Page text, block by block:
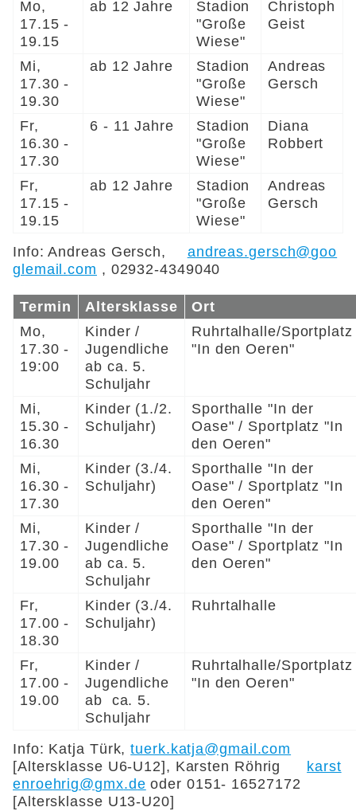
Mo,
17.15 -
19.15
ab 12 Jahre
Stadion
"Große
Wiese"
Christoph
Geist
Mi,
17.30 -
19.30
ab 12 Jahre
Stadion
"Große
Wiese"
Andreas
Gersch
Fr,
16.30 -
17.30
6 - 11 Jahre
Stadion
"Große
Wiese"
Diana
Robbert
Fr,
17.15 -
19.15
ab 12 Jahre
Stadion
"Große
Wiese"
Andreas
Gersch
Info: Andreas Gersch, ndr s g rsch
g
gl
m c m , 02932-4349040
Termin Altersklasse
Ort
Mo,
17.30 -
19:00
Kinder /
Jugendliche
ab ca. 5.
Schuljahr
Ruhrtalhalle/Sportplatz
"In den Oeren"
Mi,
15.30 -
16.30
Kinder (1./2.
Schuljahr)
Sporthalle "In der
Oase" / Sportplatz "In
den Oeren"
Mi,
16.30 -
17.30
Kinder (3./4.
Schuljahr)
Sporthalle "In der
Oase" / Sportplatz "In
den Oeren"
Mi,
17.30 -
19.00
Kinder /
Jugendliche
ab ca. 5.
Schuljahr
Sporthalle "In der
Oase" / Sportplatz "In
den Oeren"
Fr,
17.00 -
18.30
Kinder (3./4.
Schuljahr)
Ruhrtalhalle
Fr,
17.00 -
19.00
Kinder /
Jugendliche
ab ca. 5.
Schuljahr
Ruhrtalhalle/Sportplatz
"In den Oeren"
Info: Katja Türk,tuerk.katja@gmail.com
[Altersklasse U6-U12], Karsten Röhrig
k rst
nr
hr g gmx d
oder 0151- 16527172
[Altersklasse U13-U20]